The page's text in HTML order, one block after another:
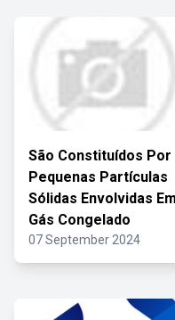
São Constituídos Por
Pequenas Partículas
Sólidas Envolvidas Em
Gás Congelado
07 September 2024